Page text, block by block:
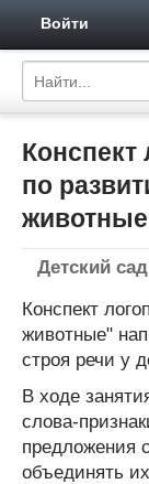
Войти
Конспект
по
Детский сад
Конспект
животные"
строя речи у
В ходе
слова-
предложения
объединять